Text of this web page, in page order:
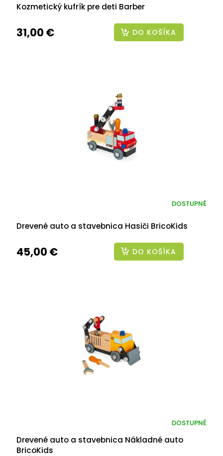
Kozmetický kufrík pre deti Barber
31,00 € DO KOŠÍKA
Drevené auto a stavebnica Hasiči BricoKids
DOSTUPNÉ
45,00 € DO KOŠÍKA
Drevené auto a stavebnica Nákladné auto
BricoKids
DOSTUPNÉ